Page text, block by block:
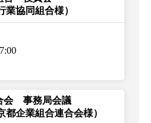
業協同組合様）
会 事務局会議
都企業組合連合会様）